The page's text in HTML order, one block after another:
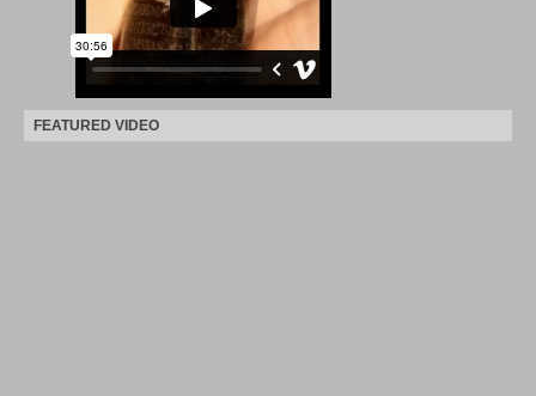
FEATURED VIDEO